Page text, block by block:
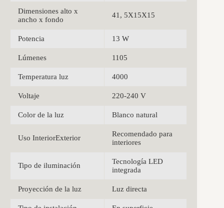
Dimensiones alto x
ancho x fondo
41, 5X15X15
Potencia 13 W
Lúmenes 1105
Temperatura luz 4000
Voltaje 220-240 V
Color de la luz Blanco natural
Uso InteriorExterior
Recomendado para
interiores
Tipo de iluminación
Tecnología LED
integrada
Proyección de la luz Luz directa